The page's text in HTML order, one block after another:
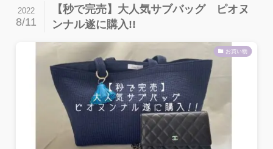
【秒で完売】大人気サブバッグ ピオヌ
ンナル遂に購入!!
2022
8/11
お買い物